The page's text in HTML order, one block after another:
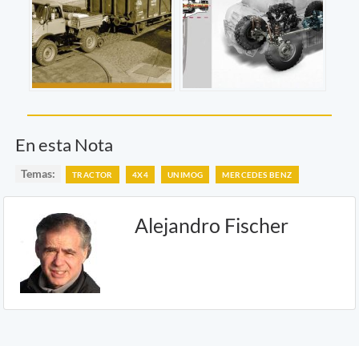
En esta Nota
Temas: TRACTOR 4X4 UNIMOG MERCEDES BENZ
Alejandro Fischer